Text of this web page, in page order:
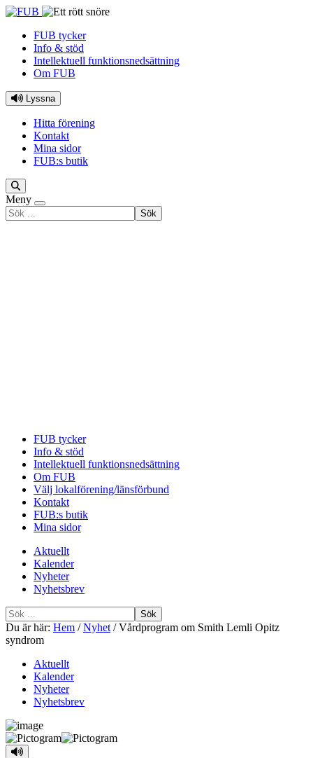
Hoppa till innehåll
FUB tycker
Info & stöd
Intellektuell funktionsnedsättning
Om FUB
Lyssna
Hitta förening
Kontakt
Mina sidor
FUB:s butik
Meny
Sök
efter
FUB tycker
Info & stöd
Intellektuell funktionsnedsättning
Om FUB
Välj lokalförening/länsförbund
Kontakt
FUB:s butik
Mina sidor
Aktuellt
Kalender
Nyheter
Nyhetsbrev
Sök
efter
Du är här: Hem /Nyhet /Vårdprogram om Smith Lemli Opitz
syndrom
Aktuellt
Kalender
Nyheter
Nyhetsbrev